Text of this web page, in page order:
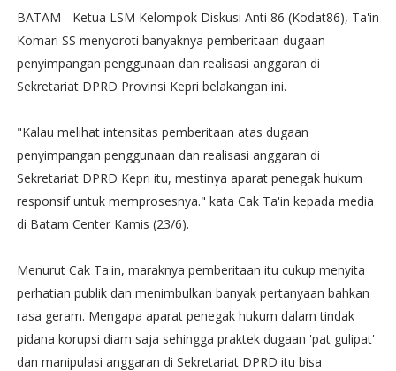
BATAM - Ketua LSM Kelompok Diskusi Anti 86 (Kodat86), Ta'in
Komari SS menyoroti banyaknya pemberitaan dugaan
penyimpangan penggunaan dan realisasi anggaran di
Sekretariat DPRD Provinsi Kepri belakangan ini.
"Kalau melihat intensitas pemberitaan atas dugaan
penyimpangan penggunaan dan realisasi anggaran di
Sekretariat DPRD Kepri itu, mestinya aparat penegak hukum
responsif untuk memprosesnya." kata Cak Ta'in kepada media
di Batam Center Kamis (23/6).
Menurut Cak Ta'in, maraknya pemberitaan itu cukup menyita
perhatian publik dan menimbulkan banyak pertanyaan bahkan
rasa geram. Mengapa aparat penegak hukum dalam tindak
pidana korupsi diam saja sehingga praktek dugaan 'pat gulipat'
dan manipulasi anggaran di Sekretariat DPRD itu bisa